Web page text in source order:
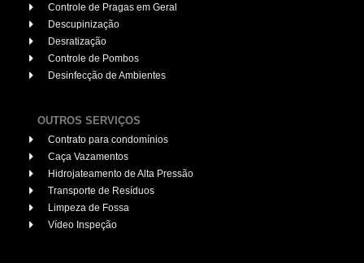
Controle de Pragas em Geral
Descupinização
Desratização
Controle de Pombos
Desinfecção de Ambientes
OUTROS SERVIÇOS
Contrato para condomínios
Caça Vazamentos
Hidrojateamento de Alta Pressão
Transporte de Resíduos
Limpeza de Fossa
Vídeo Inspeção